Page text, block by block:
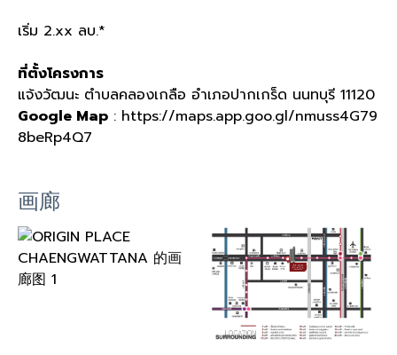
เริ่ม 2.xx ลบ.*
ที่ตั้งโครงการ
แจ้งวัฒนะ ตำบลคลองเกลือ อำเภอปากเกร็ด นนทบุรี 11120
Google Map : https://maps.app.goo.gl/nmuss4G79
8beRp4Q7
画廊